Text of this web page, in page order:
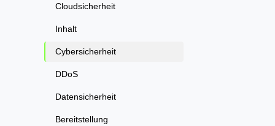
Cloudsicherheit
Inhalt
Cybersicherheit
DDoS
Datensicherheit
Bereitstellung